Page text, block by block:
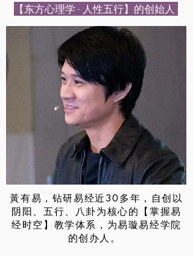
【东方心理学 - 人性五行】的创始人
黃有易，钻研易经近30多年，自创以
阴阳、五行、八卦为核心的【掌握易
经时空】教学体系，为易璇易经学院
的创办人。